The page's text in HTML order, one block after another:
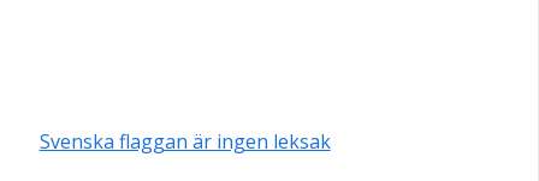
Svenska flaggan är ingen leksak